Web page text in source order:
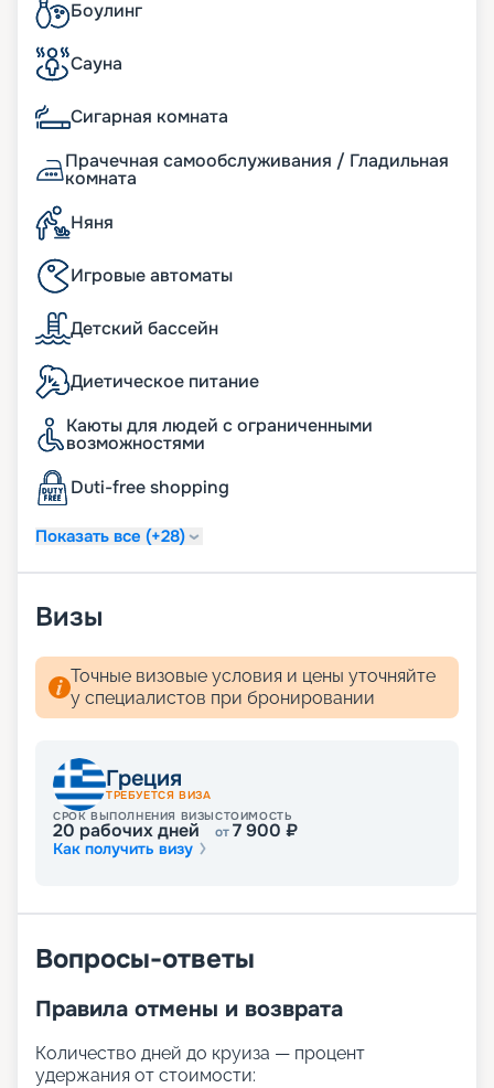
Боулинг
Сауна
Сигарная комната
Прачечная самообслуживания / Гладильная
комната
Няня
Игровые автоматы
Детский бассейн
Диетическое питание
Каюты для людей с ограниченными
возможностями
Duti-free shopping
Показать все (+28)
Визы
Точные визовые условия и цены уточняйте
у специалистов при бронировании
Греция
ТРЕБУЕТСЯ ВИЗА
СРОК ВЫПОЛНЕНИЯ ВИЗЫ
20 рабочих дней
СТОИМОСТЬ
от7 900 ₽
Как получить визу
Вопросы-ответы
Правила отмены и возврата
Количество дней до круиза — процент
удержания от стоимости: